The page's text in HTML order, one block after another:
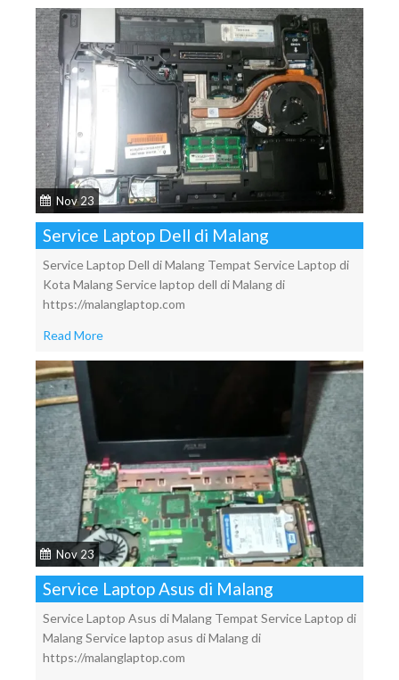
Nov 23
Service Laptop Dell di Malang
Service Laptop Dell di Malang Tempat Service Laptop di
Kota Malang Service laptop dell di Malang di
https://malanglaptop.com
Read More
Nov 23
Service Laptop Asus di Malang
Service Laptop Asus di Malang Tempat Service Laptop di
Malang Service laptop asus di Malang di
https://malanglaptop.com